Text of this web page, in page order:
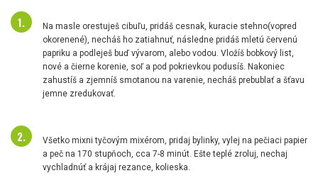
Na masle orestuješ cibuľu, pridáš cesnak, kuracie stehno(vopred
okorenené), necháš ho zatiahnuť, následne pridáš mletú červenú
papriku a podleješ buď vývarom, alebo vodou. Vložíš bobkový list,
nové a čierne korenie, soľ a pod pokrievkou podusíš. Nakoniec
zahustíš a zjemníš smotanou na varenie, necháš prebublať a šťavu
jemne zredukovať.
Všetko mixni tyčovým mixérom, pridaj bylinky, vylej na pečiaci papier
a peč na 170 stupňoch, cca 7-8 minút. Ešte teplé zroluj, nechaj
vychladnúť a krájaj rezance, kolieska.